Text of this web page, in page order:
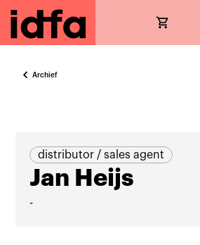
Archief
distributor / sales agent
Jan Heijs
-